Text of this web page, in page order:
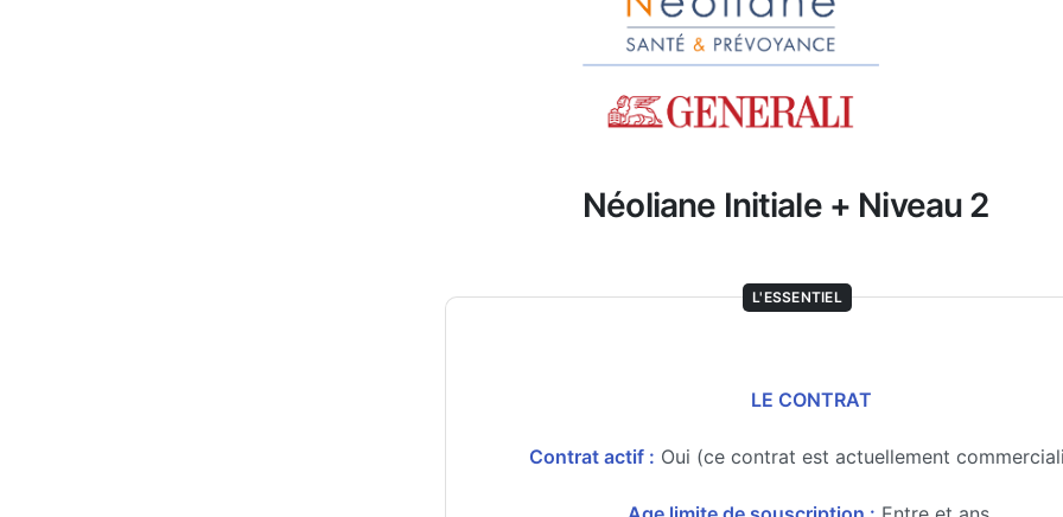
Néoliane Initiale + Niveau 2
L'ESSENTIEL
LE CONTRAT
Contrat actif : Oui (ce contrat est actuellement